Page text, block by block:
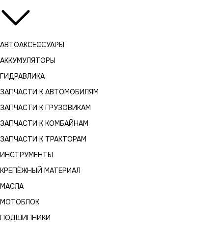
АВТОАКСЕССУАРЫ
АККУМУЛЯТОРЫ
ГИДРАВЛИКА
ЗАПЧАСТИ К АВТОМОБИЛЯМ
ЗАПЧАСТИ К ГРУЗОВИКАМ
ЗАПЧАСТИ К КОМБАЙНАМ
ЗАПЧАСТИ К ТРАКТОРАМ
ИНСТРУМЕНТЫ
КРЕПЁЖНЫЙ МАТЕРИАЛ
МАСЛА
МОТОБЛОК
ПОДШИПНИКИ